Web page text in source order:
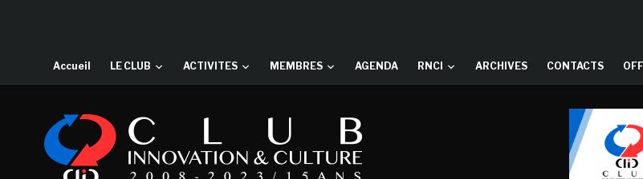
Accueil LE CLUB ACTIVITES MEMBRES AGENDA RNCI ARCHIVES CONTACTS